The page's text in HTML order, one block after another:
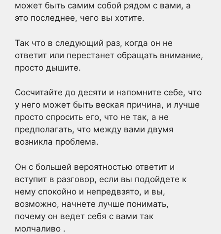
может быть самим собой рядом с вами, а
это последнее, чего вы хотите.
Так что в следующий раз, когда он не
ответит или перестанет обращать внимание,
просто дышите.
Сосчитайте до десяти и напомните себе, что
у него может быть веская причина, и лучше
просто спросить его, что не так, а не
предполагать, что между вами двумя
возникла проблема.
Он с большей вероятностью ответит и
вступит в разговор, если вы подойдете к
нему спокойно и непредвзято, и вы,
возможно, начнете лучше понимать,
почему он ведет себя с вами так
молчаливо .